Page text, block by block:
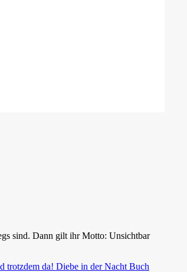
sind. Dann gilt ihr Motto: Unsichtbar
trotzdem da! Diebe in der Nacht Buch